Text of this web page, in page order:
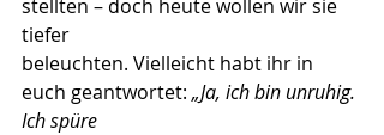
stellten – doch heute wollen wir sie
tiefer
beleuchten. Vielleicht habt ihr in
euch geantwortet: „Ja, ich bin unruhig.
Ich spüre